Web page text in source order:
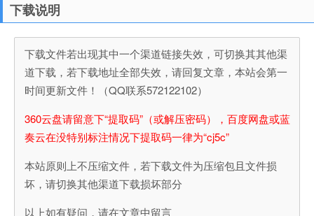
下载说明
下载文件若出现其中一个渠道链接失效，可切换其其他渠
道下载，若下载地址全部失效，请回复文章，本站会第一
时间更新文件！（QQ联系572122102）
360云盘请留意下“提取码”（或解压密码），百度网盘或蓝
奏云在没特别标注情况下提取码一律为“cj5c”
本站原则上不压缩文件，若下载文件为压缩包且文件损
坏，请切换其他渠道下载损坏部分
以上如有疑问，请在文章中留言